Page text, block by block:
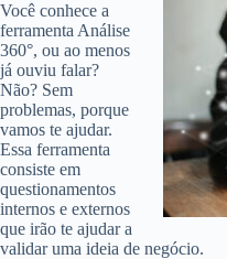
Você conhece a
ferramenta Análise
360°, ou ao menos
já ouviu falar?
Não? Sem
problemas, porque
vamos te ajudar.
Essa ferramenta
consiste em
questionamentos
internos e externos
que irão te ajudar a
validar uma ideia de negócio.